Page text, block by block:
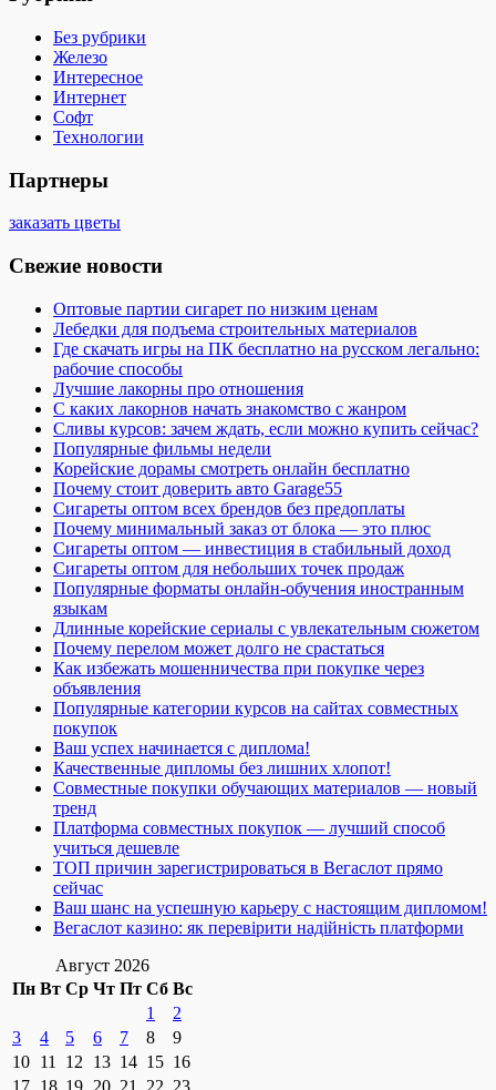
Без рубрики
Железо
Интересное
Интернет
Софт
Технологии
Партнеры
заказать цветы
Свежие новости
Оптовые партии сигарет по низким ценам
Лебедки для подъема строительных материалов
Где скачать игры на ПК бесплатно на русском легально:
рабочие способы
Лучшие лакорны про отношения
С каких лакорнов начать знакомство с жанром
Сливы курсов: зачем ждать, если можно купить сейчас?
Популярные фильмы недели
Корейские дорамы смотреть онлайн бесплатно
Почему стоит доверить авто Garage55
Сигареты оптом всех брендов без предоплаты
Почему минимальный заказ от блока — это плюс
Сигареты оптом — инвестиция в стабильный доход
Сигареты оптом для небольших точек продаж
Популярные форматы онлайн-обучения иностранным
языкам
Длинные корейские сериалы с увлекательным сюжетом
Почему перелом может долго не срастаться
Как избежать мошенничества при покупке через
объявления
Популярные категории курсов на сайтах совместных
покупок
Ваш успех начинается с диплома!
Качественные дипломы без лишних хлопот!
Совместные покупки обучающих материалов — новый
тренд
Платформа совместных покупок — лучший способ
учиться дешевле
ТОП причин зарегистрироваться в Вегаслот прямо
сейчас
Ваш шанс на успешную карьеру с настоящим дипломом!
Вегаслот казино: як перевірити надійність платформи
Август 2026
Пн Вт Ср Чт Пт Сб Вс
1
2
3
4 5 6 7 8
9
10 11 12 13 14 15 16
17 18 19 20 21 22 23